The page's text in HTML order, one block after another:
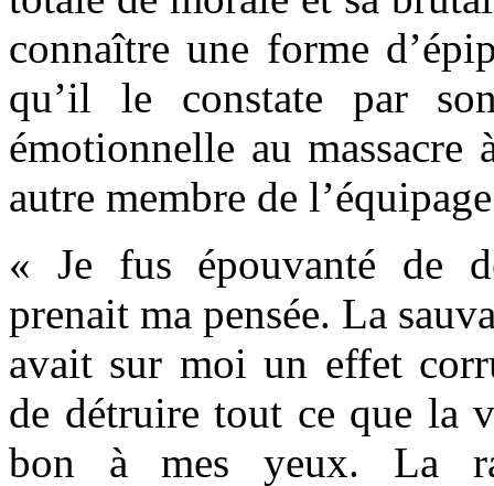
connaître une forme
qu’il le constate par
émotionnelle au massacre
autre membre de
« Je fus épouvanté de
prenait ma pensée. La
avait sur moi un effet
de détruire tout ce que la
bon à mes yeux. La